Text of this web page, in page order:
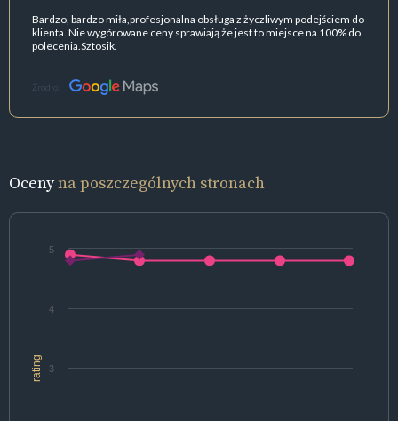
Bardzo, bardzo miła,profesjonalna obsługa z życzliwym podejściem do
klienta. Nie wygórowane ceny sprawiają że jest to miejsce na 100% do
polecenia.Sztosik.
Źródło:
Ocenyna poszczególnych stronach
rating 3
4
5